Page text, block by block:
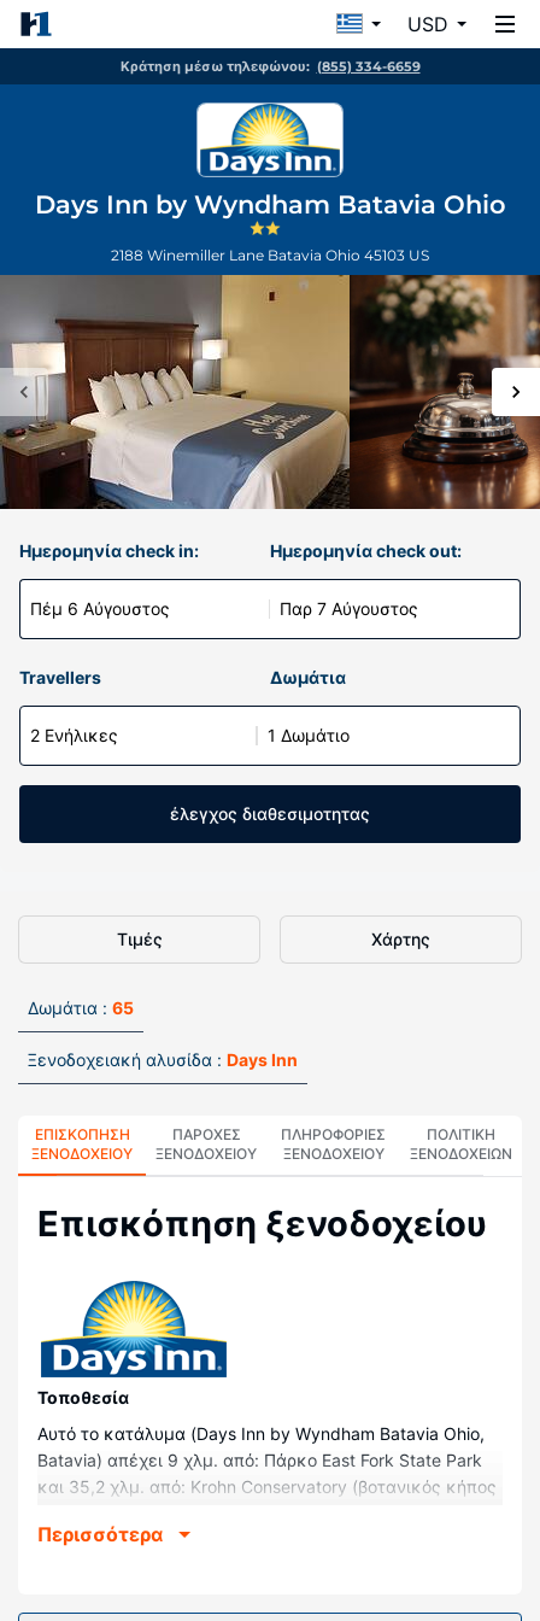
USD
Κράτηση μέσω τηλεφώνου: (855) 334-6659
Days Inn by Wyndham Batavia Ohio
2188 Winemiller Lane Batavia Ohio 45103 US
Ημερομηνία check in:
Πέμ 6 Αύγουστος
Ημερομηνία check out:
Παρ 7 Αύγουστος
Travellers Δωμάτια
2 Ενήλικες 1 Δωμάτιο
έλεγχος διαθεσιμοτητας
Τιμές Χάρτης
Δωμάτια : 65
Ξενοδοχειακή αλυσίδα : Days Inn
ΕΠΙΣΚΌΠΗΣΗ
ΞΕΝΟΔΟΧΕΊΟΥ
ΠΑΡΟΧΕΣ
ΞΕΝΟΔΟΧΕΙΟΥ
ΠΛΗΡΟΦΟΡΊΕΣ
ΞΕΝΟΔΟΧΕΊΟΥ
ΠΟΛΙΤΙΚΗ
ΞΕΝΟΔΟΧΕΊΩΝ
Επισκόπηση ξενοδοχείου
Τοποθεσία
Αυτό το κατάλυμα (Days Inn by Wyndham Batavia Ohio,
Batavia) απέχει 9 χλμ. από: Πάρκο East Fork State Park
και 35,2 χλμ. από: Krohn Conservatory (βοτανικός κήπος
από: Γκρέιτ Αμέρικαν Μπόλπαρκ και 42,2 χλμ. από:
Περισσότερα